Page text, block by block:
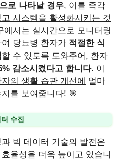
로 나타날 경우, 이를 즉각
시스템을 활성화시키는 것
에서는 실시간으로 모니터링
당뇨병 환자가 적절한 식
할 수 있도록 도와주어, 환자
감소시켰다고 합니다. 이
의 생활 습관 개선에 얼마
를 보여줍니다! 🎯
수집
빅 데이터 기술의 발전은
율성을 더욱 높이고 있습니